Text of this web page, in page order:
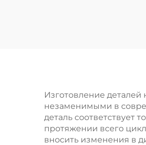
Изготовление
незаменимыми в
деталь
протяжении всего
вносить изменения в